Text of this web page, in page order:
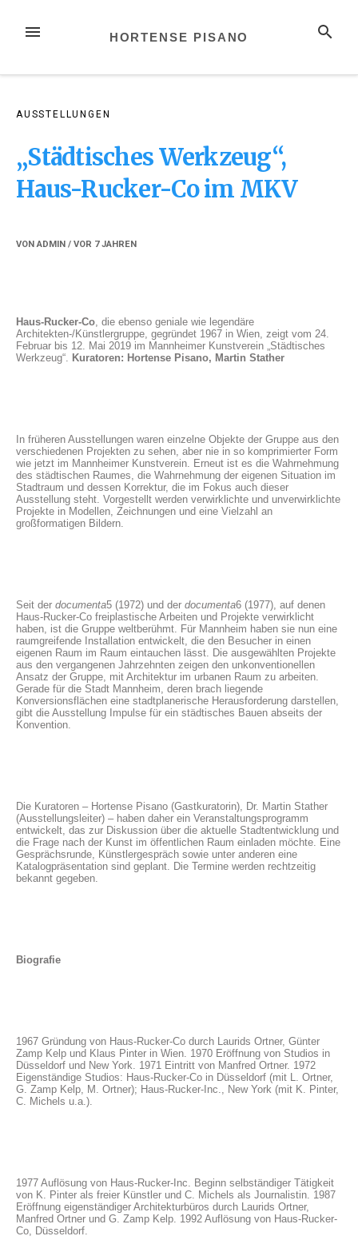
InhaltMENÜ SUCHE
HORTENSE PISANO
AUSSTELLUNGEN
„Städtisches Werkzeug“,
Haus-Rucker-Co im MKV
VONADMIN / VOR 7 JAHREN
Haus-Rucker-Co, die ebenso geniale wie legendäre
Architekten-/Künstlergruppe, gegründet 1967 in Wien, zeigt vom 24.
Februar bis 12. Mai 2019 im Mannheimer Kunstverein „Städtisches
Werkzeug“. Kuratoren: Hortense Pisano, Martin Stather
In früheren Ausstellungen waren einzelne Objekte der Gruppe aus den
verschiedenen Projekten zu sehen, aber nie in so komprimierter Form
wie jetzt im Mannheimer Kunstverein. Erneut ist es die Wahrnehmung
des städtischen Raumes, die Wahrnehmung der eigenen Situation im
Stadtraum und dessen Korrektur, die im Fokus auch dieser
Ausstellung steht. Vorgestellt werden verwirklichte und unverwirklichte
Projekte in Modellen, Zeichnungen und eine Vielzahl an
großformatigen Bildern.
Seit der documenta5 (1972) und der documenta6 (1977), auf denen
Haus-Rucker-Co freiplastische Arbeiten und Projekte verwirklicht
haben, ist die Gruppe weltberühmt. Für Mannheim haben sie nun eine
raumgreifende Installation entwickelt, die den Besucher in einen
eigenen Raum im Raum eintauchen lässt. Die ausgewählten Projekte
aus den vergangenen Jahrzehnten zeigen den unkonventionellen
Ansatz der Gruppe, mit Architektur im urbanen Raum zu arbeiten.
Gerade für die Stadt Mannheim, deren brach liegende
Konversionsflächen eine stadtplanerische Herausforderung darstellen,
gibt die Ausstellung Impulse für ein städtisches Bauen abseits der
Konvention.
Die Kuratoren – Hortense Pisano (Gastkuratorin), Dr. Martin Stather
(Ausstellungsleiter) – haben daher ein Veranstaltungsprogramm
entwickelt, das zur Diskussion über die aktuelle Stadtentwicklung und
die Frage nach der Kunst im öffentlichen Raum einladen möchte. Eine
Gesprächsrunde, Künstlergespräch sowie unter anderen eine
Katalogpräsentation sind geplant. Die Termine werden rechtzeitig
bekannt gegeben.
Biografie
1967 Gründung von Haus-Rucker-Co durch Laurids Ortner, Günter
Zamp Kelp und Klaus Pinter in Wien. 1970 Eröffnung von Studios in
Düsseldorf und New York. 1971 Eintritt von Manfred Ortner. 1972
Eigenständige Studios: Haus-Rucker-Co in Düsseldorf (mit L. Ortner,
G. Zamp Kelp, M. Ortner); Haus-Rucker-Inc., New York (mit K. Pinter,
C. Michels u.a.).
1977 Auflösung von Haus-Rucker-Inc. Beginn selbständiger Tätigkeit
von K. Pinter als freier Künstler und C. Michels als Journalistin. 1987
Eröffnung eigenständiger Architekturbüros durch Laurids Ortner,
Manfred Ortner und G. Zamp Kelp. 1992 Auflösung von Haus-Rucker-
Co, Düsseldorf.